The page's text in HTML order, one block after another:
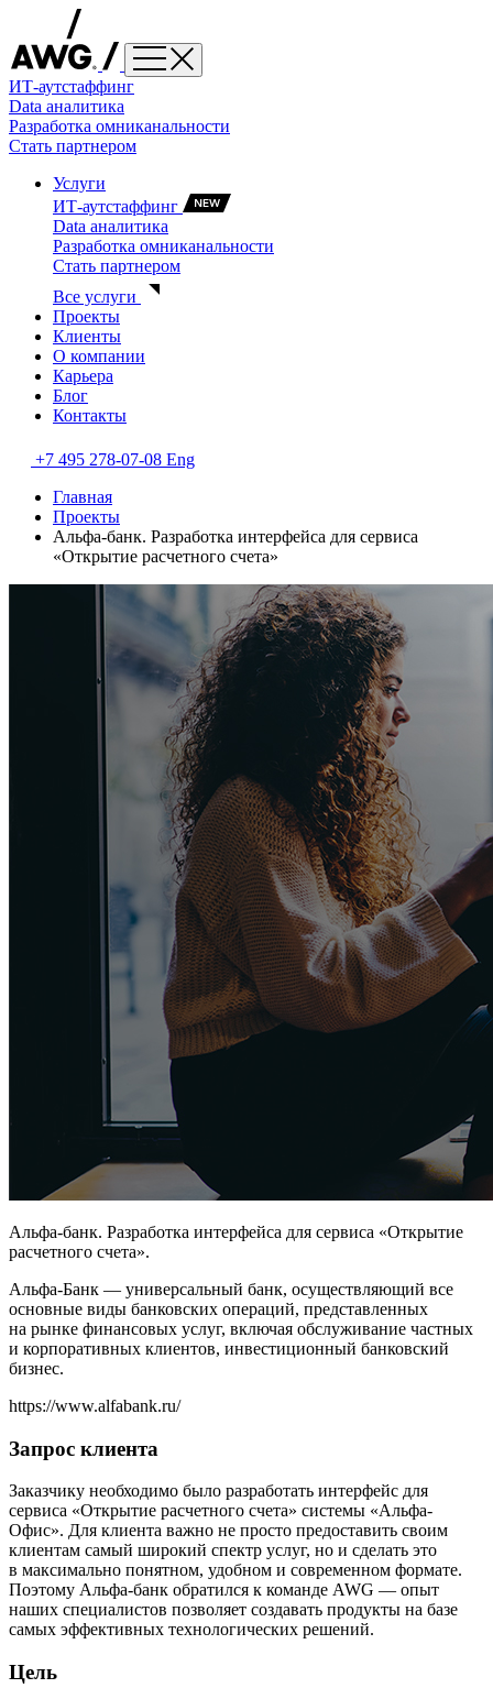
ИТ-аутстаффинг
Data аналитика
Разработка омниканальности
Стать партнером
Услуги
ИТ-аутстаффинг
Data аналитика
Разработка омниканальности
Стать партнером
Все услуги
Проекты
Клиенты
О компании
Карьера
Блог
Контакты
+7 495 278-07-08 Eng
Главная
Проекты
Альфа-банк. Разработка интерфейса для сервиса
«Открытие расчетного счета»
Альфа-банк. Разработка интерфейса для сервиса «Открытие
расчетного счета».
Альфа-Банк — универсальный банк, осуществляющий все
основные виды банковских операций, представленных
на рынке финансовых услуг, включая обслуживание частных
и корпоративных клиентов, инвестиционный банковский
бизнес.
https://www.alfabank.ru/
Запрос клиента
Заказчику необходимо было разработать интерфейс для
сервиса «Открытие расчетного счета» системы «Альфа-
Офис». Для клиента важно не просто предоставить своим
клиентам самый широкий спектр услуг, но и сделать это
в максимально понятном, удобном и современном формате.
Поэтому Альфа-банк обратился к команде AWG — опыт
наших специалистов позволяет создавать продукты на базе
самых эффективных технологических решений.
Цель